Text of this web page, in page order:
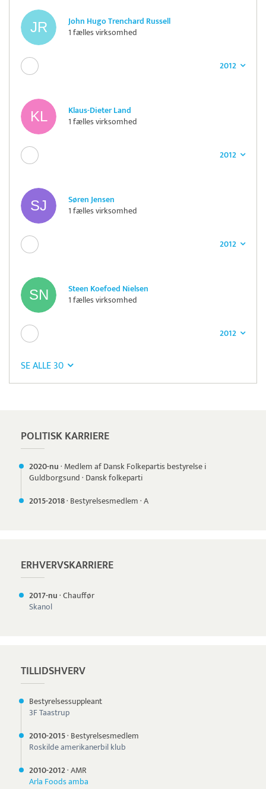
John Hugo Trenchard Russell
1 fælles virksomhed
2012
Klaus-Dieter Land
1 fælles virksomhed
2012
Søren Jensen
1 fælles virksomhed
2012
Steen Koefoed Nielsen
1 fælles virksomhed
2012
SE ALLE 30
POLITISK KARRIERE
2020-nu· Medlem af Dansk Folkepartis bestyrelse i
Guldborgsund· Dansk folkeparti
2015-2018· Bestyrelsesmedlem·A
ERHVERVSKARRIERE
2017-nu·Chauffør
Skanol
TILLIDSHVERV
Bestyrelsessuppleant
3F Taastrup
2010-2015· Bestyrelsesmedlem
Roskilde amerikanerbil klub
2010-2012·AMR
Arla Foods amba